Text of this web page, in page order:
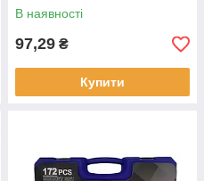
В наявності
97,29 ₴
Купити